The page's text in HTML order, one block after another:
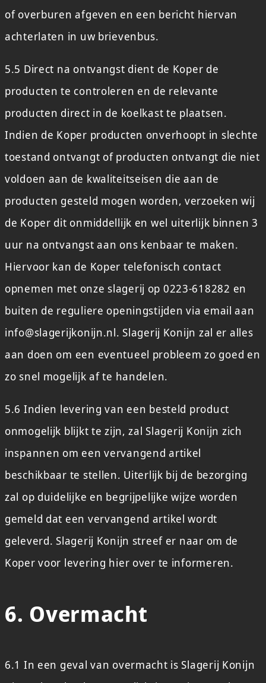
of overburen afgeven en een bericht hiervan
achterlaten in uw brievenbus.
5.5 Direct na ontvangst dient de Koper de
producten te controleren en de relevante
producten direct in de koelkast te plaatsen.
Indien de Koper producten onverhoopt in slechte
toestand ontvangt of producten ontvangt die niet
voldoen aan de kwaliteitseisen die aan de
producten gesteld mogen worden, verzoeken wij
de Koper dit onmiddellijk en wel uiterlijk binnen 3
uur na ontvangst aan ons kenbaar te maken.
Hiervoor kan de Koper telefonisch contact
opnemen met onze slagerij op 0223-618282 en
buiten de reguliere openingstijden via email aan
info@slagerijkonijn.nl. Slagerij Konijn zal er alles
aan doen om een eventueel probleem zo goed en
zo snel mogelijk af te handelen.
5.6 Indien levering van een besteld product
onmogelijk blijkt te zijn, zal Slagerij Konijn zich
inspannen om een vervangend artikel
beschikbaar te stellen. Uiterlijk bij de bezorging
zal op duidelijke en begrijpelijke wijze worden
gemeld dat een vervangend artikel wordt
geleverd. Slagerij Konijn streef er naar om de
Koper voor levering hier over te informeren.
6. Overmacht
6.1 In een geval van overmacht is Slagerij Konijn